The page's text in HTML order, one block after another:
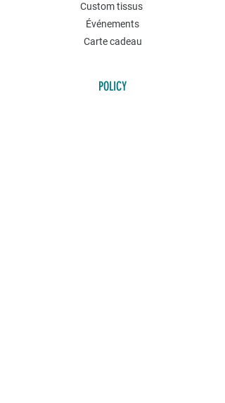
Custom tissus
Événements
Carte cadeau
POLICY